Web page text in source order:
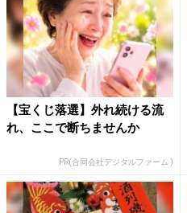
【宝くじ落選】外れ続ける流
れ、ここで断ちませんか
PR(合同会社デジタルファーム )